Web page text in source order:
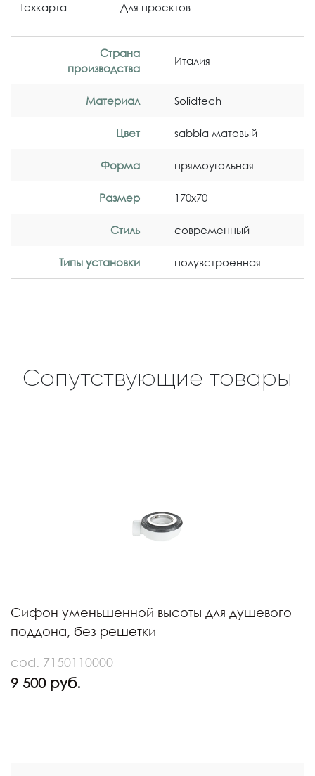
Техкарта Для проектов
Страна
производства
Италия
Материал Solidtech
Цвет sabbia матовый
Форма прямоугольная
Размер 170x70
Стиль современный
Типы установки полувстроенная
Сопутствующие товары
Сифон уменьшенной высоты для душевого
поддона, без решетки
cod. 7150110000
9 500 руб.